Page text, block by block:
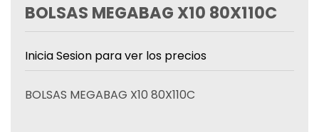
BOLSAS MEGABAG X10 80X110C
Inicia Sesion para ver los precios
BOLSAS MEGABAG X10 80X110C